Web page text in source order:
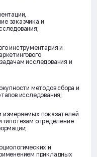
заказчика и
инструментария и
исследования и
методов сбора и
исследования;
измеряемых показателей
гипотезам определение
и
прикладных